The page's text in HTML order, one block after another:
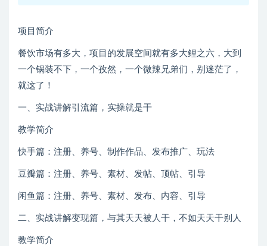
项目简介
餐饮市场有多大，项目的发展空间就有多大鲤之六，大到
一个锅装不下，一个孜然，一个微辣兄弟们，别迷茫了，
就这了！
一、实战讲解引流篇，实操就是干
教学简介
快手篇：注册、养号、制作作品、发布推广、玩法
豆瓣篇：注册、养号、素材、发帖、顶帖、引导
闲鱼篇：注册、养号、素材、发布、内容、引导
二、实战讲解变现篇，与其天天被人干，不如天天干别人
教学简介